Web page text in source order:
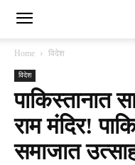
Home विदेश
विदेश
पाकिस्तानात
राम मंदिर!
समाजात